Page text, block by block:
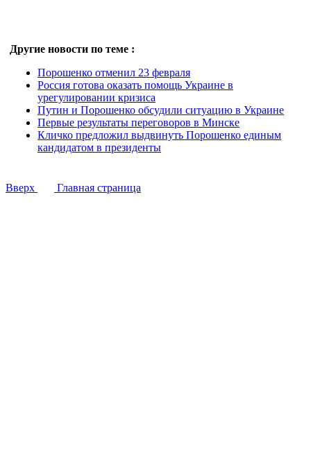
Другие новости по теме :
Порошенко отменил 23 февраля
Россия готова оказать помощь Украине в
урегулировании кризиса
Путин и Порошенко обсудили ситуацию в Украине
Первые результаты переговоров в Минске
Кличко предложил выдвинуть Порошенко единым
кандидатом в президенты
Вверх Главная страница